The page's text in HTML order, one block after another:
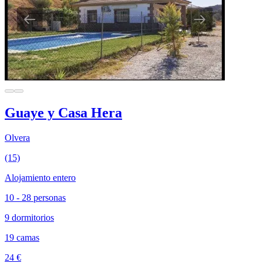
Guaye y Casa Hera
Olvera
(15)
Alojamiento entero
10 - 28 personas
9 dormitorios
19 camas
24 €